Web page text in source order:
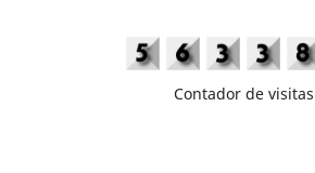
Contador de visitas